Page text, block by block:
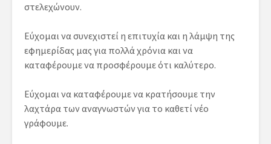
στελεχώνουν.
Εύχομαι να συνεχιστεί η επιτυχία και η λάμψη της
εφημερίδας μας για πολλά χρόνια και να
καταφέρουμε να προσφέρουμε ότι καλύτερο.
Εύχομαι να καταφέρουμε να κρατήσουμε την
λαχτάρα των αναγνωστών για το καθετί νέο
γράφουμε.